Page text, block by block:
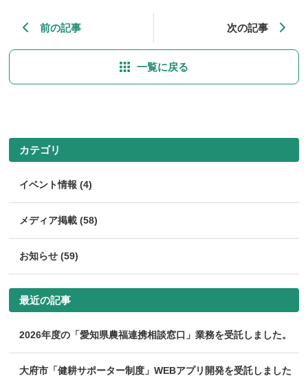
前の記事
一覧に戻る
次の記事
カテゴリ
イベント情報 (4)
メディア掲載 (58)
お知らせ (59)
最近の記事
2026年度の「愛知県農福連携相談窓口」業務を受託しました。
大府市「健耕サポーター制度」WEBアプリ開発を受託しました